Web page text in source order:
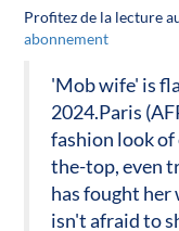
Profitez de la lecture
abonnement
'Mob wife' is
2024.Paris
fashion look
the-top, even
has fought her
isn't afraid to